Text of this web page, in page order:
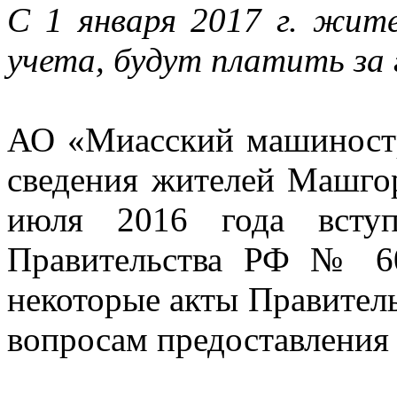
С 1 января 2017 г.
учета, будут платить за
АО «Миасский
сведения жителей
июля 2016 года
Правительства РФ №
некоторые акты
вопросам